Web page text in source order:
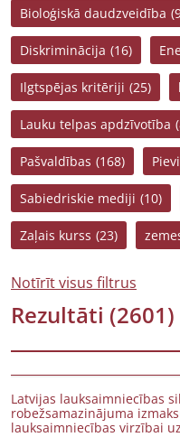
Bioloģiskā daudzveidība
Diskriminācija (16)
Ilgtspējas kritēriji (25)
Lauku telpas apdzīvotība
Pašvaldības (168)
Sabiedriskie mediji (10)
Zaļais kurss (23)
Notīrīt visus filtrus
Rezultāti (2601)
Latvijas lauksaimniecības
robežsamazinājuma
lauksaimniecības virzībai